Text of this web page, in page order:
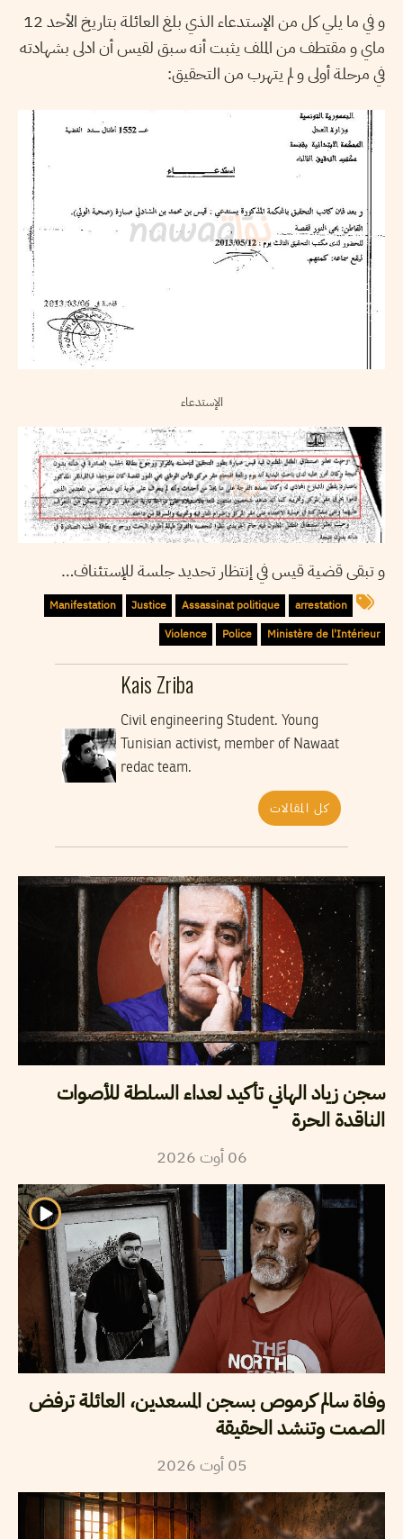
و في ما يلي كل من الإستدعاء الذي بلغ العائلة بتاريخ الأحد 12
ماي و مقتطف من الملف يثبت أنه سبق لقيس أن ادلى بشهادته
في مرحلة أولى و لم يتهرب من التحقيق:
الإستدعاء
و تبقى قضية قيس في إنتظار تحديد جلسة للإستئناف…
arrestation
Assassinat politique
Justice
Manifestation
Ministère de l'Intérieur
Police
Violence
Kais Zriba
Civil engineering Student. Young
Tunisian activist, member of Nawaat
redac team.
كل المقالات
سجن زياد الهاني تأكيد لعداء السلطة للأصوات
الناقدة الحرة
06 أوت2026
وفاة سالم كرموص بسجن المسعدين، العائلة ترفض
الصمت وتنشد الحقيقة
05 أوت2026